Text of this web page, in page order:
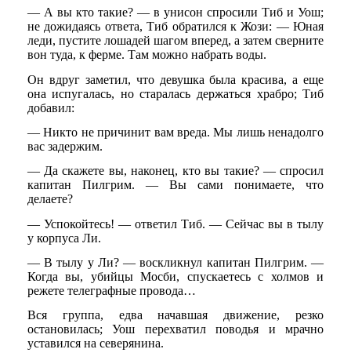
— А вы кто такие? — в унисон спросили Тиб и Уош;
не дожидаясь ответа, Тиб обратился к Жози: — Юная
леди, пустите лошадей шагом вперед, а затем сверните
вон туда, к ферме. Там можно набрать воды.
Он вдруг заметил, что девушка была красива, а еще
она испугалась, но старалась держаться храбро; Тиб
добавил:
— Никто не причинит вам вреда. Мы лишь ненадолго
вас задержим.
— Да скажете вы, наконец, кто вы такие? — спросил
капитан Пилгрим. — Вы сами понимаете, что
делаете?
— Успокойтесь! — ответил Тиб. — Сейчас вы в тылу
у корпуса Ли.
— В тылу у Ли? — воскликнул капитан Пилгрим. —
Когда вы, убийцы Мосби, спускаетесь с холмов и
режете телеграфные провода…
Вся группа, едва начавшая движение, резко
остановилась; Уош перехватил поводья и мрачно
уставился на северянина.